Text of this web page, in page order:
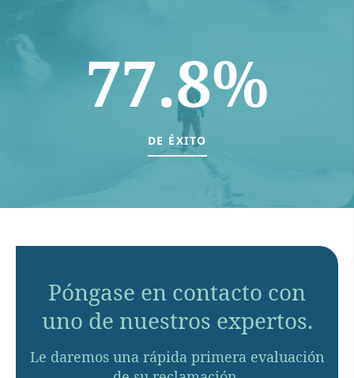
77.8%
DE ÉXITO
Póngase en contacto con
uno de nuestros expertos.
Le daremos una rápida primera evaluación